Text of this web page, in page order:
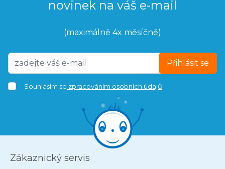
novinek na váš e-mail
(maximálně 4x měsíčně)
Přihlásit se
Souhlasím se zpracováním osobních údajů
Zákaznický servis